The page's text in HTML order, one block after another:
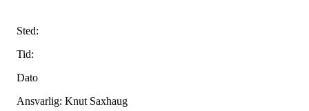
Sted:
Tid:
Dato
Ansvarlig: Knut Saxhaug